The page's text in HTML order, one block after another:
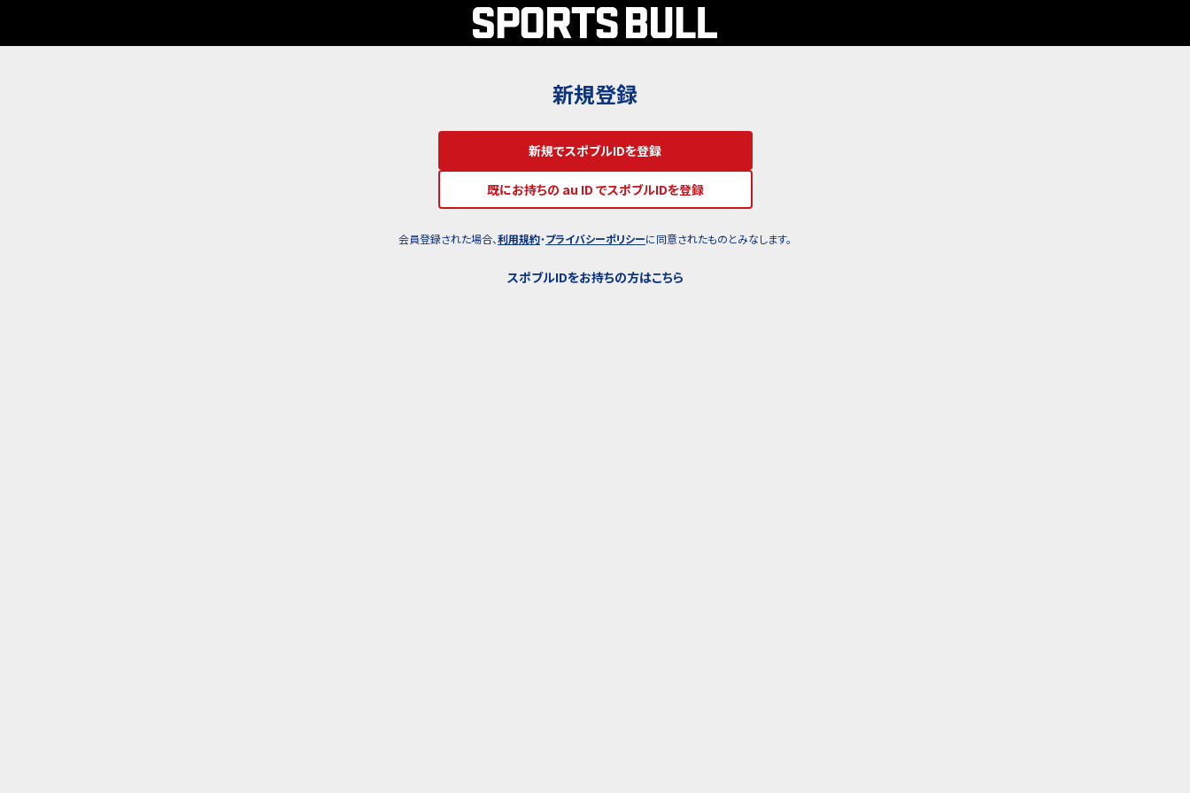
新規登録
新規でスポブルIDを登録
既にお持ちの au ID でスポブルIDを登録
会員登録された場合、利用規約・プライバシーポリシーに同意されたものとみなします。
スポブルIDをお持ちの方はこちら